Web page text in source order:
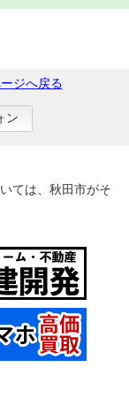
ージへ戻る
ン
ては、秋田市がそ